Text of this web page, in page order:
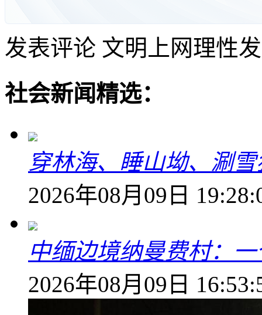
发表评论 文明上网理性
社会新闻精选：
穿林海、睡山坳、涮
2026年08月09日
中缅边境纳曼费村：
2026年08月09日